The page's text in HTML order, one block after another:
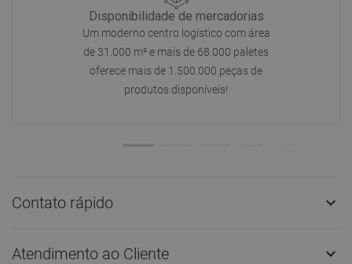
Disponibilidade de mercadorias
Um moderno centro logístico com área
de 31.000 m² e mais de 68.000 paletes
oferece mais de 1.500.000 peças de
produtos disponíveis!
Contato rápido 
Atendimento ao Cliente 